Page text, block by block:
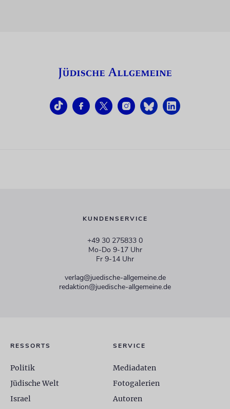
KUNDENSERVICE
+49 30 275833 0
Mo-Do 9-17 Uhr
Fr 9-14 Uhr
verlag@juedische-allgemeine.de
redaktion@juedische-allgemeine.de
RESSORTS
Politik
Jüdische Welt
Israel
SERVICE
Mediadaten
Fotogalerien
Autoren